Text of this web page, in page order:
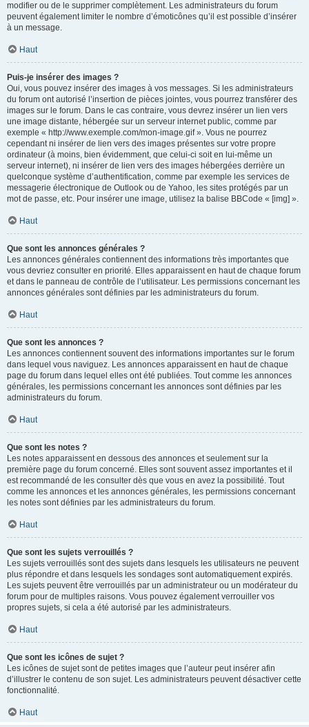
modifier ou de le supprimer complètement. Les administrateurs du forum
peuvent également limiter le nombre d’émoticônes qu’il est possible d’insérer
à un message.
Haut
Puis-je insérer des images ?
Oui, vous pouvez insérer des images à vos messages. Si les administrateurs
du forum ont autorisé l’insertion de pièces jointes, vous pourrez transférer des
images sur le forum. Dans le cas contraire, vous devrez insérer un lien vers
une image distante, hébergée sur un serveur internet public, comme par
exemple « http://www.exemple.com/mon-image.gif ». Vous ne pourrez
cependant ni insérer de lien vers des images présentes sur votre propre
ordinateur (à moins, bien évidemment, que celui-ci soit en lui-même un
serveur internet), ni insérer de lien vers des images hébergées derrière un
quelconque système d’authentification, comme par exemple les services de
messagerie électronique de Outlook ou de Yahoo, les sites protégés par un
mot de passe, etc. Pour insérer une image, utilisez la balise BBCode « [img] ».
Haut
Que sont les annonces générales ?
Les annonces générales contiennent des informations très importantes que
vous devriez consulter en priorité. Elles apparaissent en haut de chaque forum
et dans le panneau de contrôle de l’utilisateur. Les permissions concernant les
annonces générales sont définies par les administrateurs du forum.
Haut
Que sont les annonces ?
Les annonces contiennent souvent des informations importantes sur le forum
dans lequel vous naviguez. Les annonces apparaissent en haut de chaque
page du forum dans lequel elles ont été publiées. Tout comme les annonces
générales, les permissions concernant les annonces sont définies par les
administrateurs du forum.
Haut
Que sont les notes ?
Les notes apparaissent en dessous des annonces et seulement sur la
première page du forum concerné. Elles sont souvent assez importantes et il
est recommandé de les consulter dès que vous en avez la possibilité. Tout
comme les annonces et les annonces générales, les permissions concernant
les notes sont définies par les administrateurs du forum.
Haut
Que sont les sujets verrouillés ?
Les sujets verrouillés sont des sujets dans lesquels les utilisateurs ne peuvent
plus répondre et dans lesquels les sondages sont automatiquement expirés.
Les sujets peuvent être verrouillés par un administrateur ou un modérateur du
forum pour de multiples raisons. Vous pouvez également verrouiller vos
propres sujets, si cela a été autorisé par les administrateurs.
Haut
Que sont les icônes de sujet ?
Les icônes de sujet sont de petites images que l’auteur peut insérer afin
d’illustrer le contenu de son sujet. Les administrateurs peuvent désactiver cette
fonctionnalité.
Haut